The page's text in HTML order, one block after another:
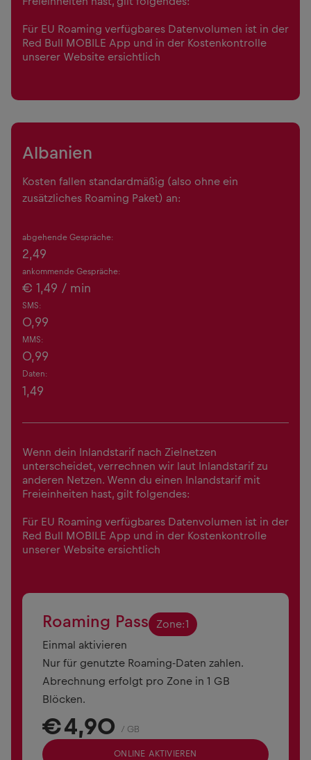
Für EU Roaming verfügbares Datenvolumen ist in der
Red Bull MOBILE App und in der Kostenkontrolle
unserer Website ersichtlich
Albanien
Kosten fallen standardmäßig (also ohne ein
zusätzliches Roaming Paket) an:
abgehende Gespräche:
2,49
ankommende Gespräche:
€ 1,49 / min
SMS:
0,99
MMS:
0,99
Daten:
1,49
Wenn dein Inlandstarif nach Zielnetzen
unterscheidet, verrechnen wir laut Inlandstarif zu
anderen Netzen. Wenn du einen Inlandstarif mit
Freieinheiten hast, gilt folgendes:
Für EU Roaming verfügbares Datenvolumen ist in der
Red Bull MOBILE App und in der Kostenkontrolle
unserer Website ersichtlich
Roaming Pass Zone:1
Einmal aktivieren
Nur für genutzte Roaming-Daten zahlen.
Abrechnung erfolgt pro Zone in 1 GB
Blöcken.
€4,90 / GB
ONLINE AKTIVIEREN